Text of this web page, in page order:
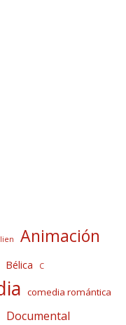
Animación
Bélica C
comedia romántica
Documental